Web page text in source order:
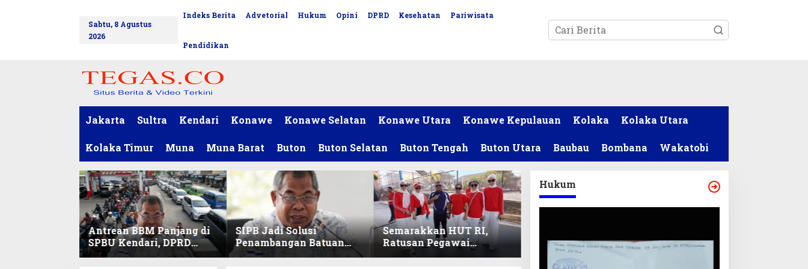
Sabtu, 8 Agustus
2026
Indeks Berita Advetorial Hukum Opini DPRD Kesehatan Pariwisata
Pendidikan
Jakarta Sultra Kendari Konawe Konawe Selatan Konawe Utara Konawe Kepulauan Kolaka Kolaka Utara
Kolaka Timur Muna Muna Barat Buton Buton Selatan Buton Tengah Buton Utara Baubau Bombana Wakatobi
Antrean BBM Panjang di
SPBU Kendari, DPRD
Sultra Duga Sistem
SIPB Jadi Solusi
Penambangan Batuan
Komoditas ex-Golongan
Semarakkan HUT RI,
Ratusan Pegawai
Sekretariat DPRD Sultra
Hukum